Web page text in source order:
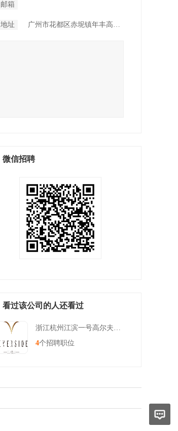
邮箱
地址 广州市花都区赤坭镇年丰高尔夫研学基地
微信招聘
看过该公司的人还看过
浙江杭州江滨一号高尔夫练习场
4个招聘职位